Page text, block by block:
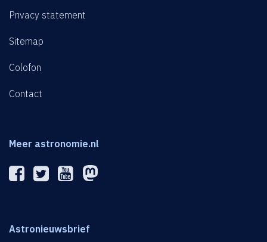
Privacy statement
Sitemap
Colofon
Contact
Meer astronomie.nl
Astronieuwsbrief